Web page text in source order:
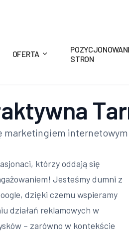
OFERTA
STRON
marketingiem
którzy oddają się
Jesteśmy dumni z
dzięki czemu wspieramy
działań reklamowych w
– zarówno w kontekście